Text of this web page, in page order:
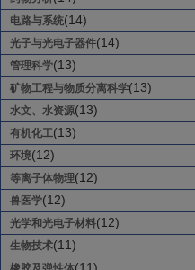
电路与系统(14)
光子与光电子器件(14)
管理科学(13)
矿物工程与物质分离科学(13)
水文、水资源(13)
有机化工(13)
环境(12)
等离子体物理(12)
兽医学(12)
光学和光电子材料(12)
生物技术(11)